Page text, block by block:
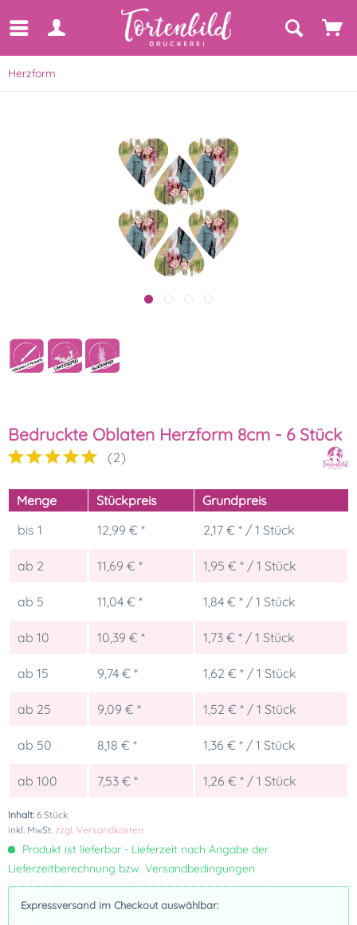
Herzform
Bedruckte Oblaten Herzform 8cm - 6 Stück
(2)
Menge Stückpreis
Grundpreis
bis 1 12,99 € * 2,17 € * / 1 Stück
ab 2 11,69 € * 1,95 € * / 1 Stück
ab 5 11,04 € * 1,84 € * / 1 Stück
ab 10 10,39 € * 1,73 € * / 1 Stück
ab 15 9,74 € * 1,62 € * / 1 Stück
ab 25 9,09 € * 1,52 € * / 1 Stück
ab 50 8,18 € * 1,36 € * / 1 Stück
ab 100 7,53 € * 1,26 € * / 1 Stück
Inhalt: 6 Stück
inkl. MwSt. zzgl. Versandkosten
Produkt ist lieferbar - Lieferzeit nach Angabe der
Lieferzeitberechnung bzw. Versandbedingungen
Expressversand im Checkout auswählbar: